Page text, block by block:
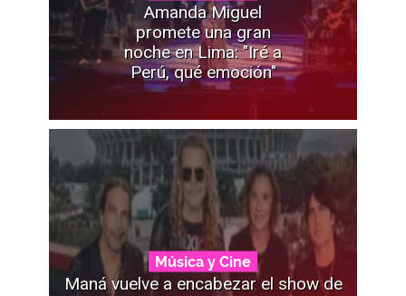
Amanda Miguel
promete una gran
noche en Lima: "Iré a
Perú, qué emoción"
Música y Cine
Maná vuelve a encabezar el show de